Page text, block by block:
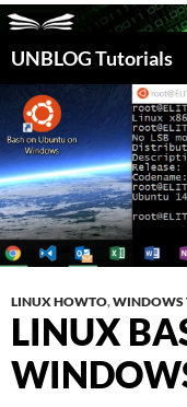
UNBLOG Tutorials
Suchen
INHALT
SPRINGEN
LINUX HOWTO,WINDOWS
LINUX